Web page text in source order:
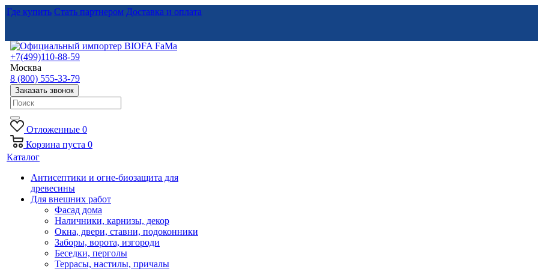
Где купить Стать партнером Доставка и оплата
+7(499)110-88-59
Москва
8 (800) 555-33-79
Заказать звонок
Отложенные 0
Корзина пуста 0
Каталог
Антисептики и огне-биозащита для
древесины
Для внешних работ
Фасад дома
Наличники, карнизы, декор
Окна, двери, ставни, подоконники
Заборы, ворота, изгороди
Беседки, перголы
Террасы, настилы, причалы